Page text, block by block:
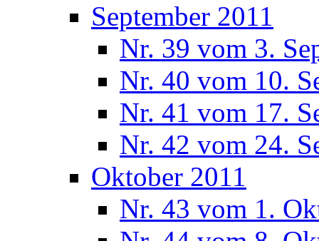
September 2011
Nr. 39 vom 3.
Nr. 40 vom 10.
Nr. 41 vom 17.
Nr. 42 vom 24.
Oktober 2011
Nr. 43 vom 1.